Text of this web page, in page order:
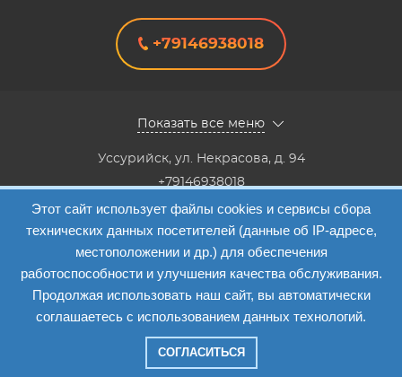
Этот сайт использует файлы cookies и сервисы сбора
технических данных посетителей (данные об IP-адресе,
местоположении и др.) для обеспечения
работоспособности и улучшения качества обслуживания.
Продолжая использовать наш сайт, вы автоматически
соглашаетесь с использованием данных технологий.
СОГЛАСИТЬСЯ
+79146938018
Показать все меню
Уссурийск, ул. Некрасова, д. 94
+79146938018
8(4234) 333-147, 8(4234) 333-818,8(4234) 38-40-20,8(4234)